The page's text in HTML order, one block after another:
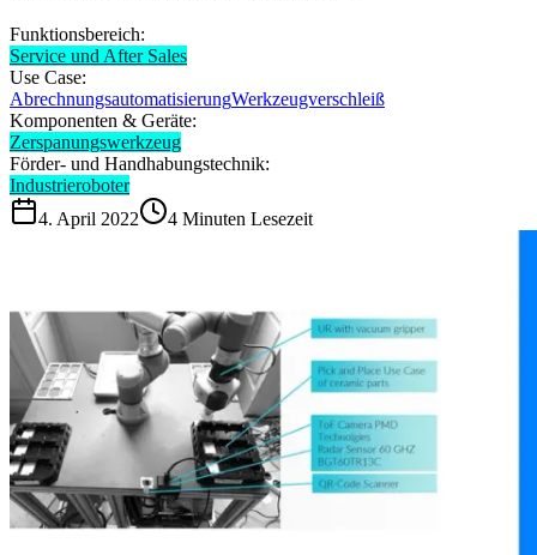
Funktionsbereich:
Service und After Sales
Use Case:
AbrechnungsautomatisierungWerkzeugverschleiß
Komponenten & Geräte:
Zerspanungswerkzeug
Förder- und Handhabungstechnik:
Industrieroboter
4. April 2022
4 Minuten Lesezeit